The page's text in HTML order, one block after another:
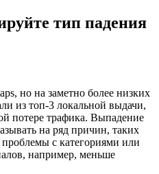
тип падения
но на заметно более низких
из топ-3 локальной выдачи,
потере трафика. Выпадение
на ряд причин, таких
с категориями или
например, меньше